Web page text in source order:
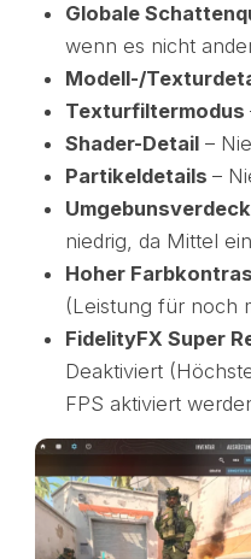
Globale
wenn es nicht
Modell-/
Texturfiltermodus
Shader-Detail–
Partikeldetails –
niedrig, da Mittel
Hoher
(Leistung für noch
FidelityFX Super
Deaktiviert
FPS aktiviert